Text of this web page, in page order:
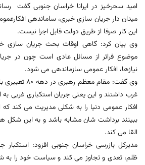
امید سحرخیز در ایرانا خراسان جنوبی گفت
میدان دار جریان سازی خبری، ساماندهی
این کار صرفا از طریق دولت قابل اجرا نیست.
وی بیان کرد: گاهی اوقات بحث جریان سازی
موضوع فراتر از مسائل عادی است چون در
نیازها، افکار عمومی سازماندهی می شود.
وی گفت: مقام
غرب داشتند و این یعنی جریان استکباری غربی به
افکار عمومی دنیا را به شکلی مدیریت می کند
ببینند برداشت شان مشابه باشد و به این شکل
القا می کند.
مدیرکل بازرسی خراسان جنوبی افزود:
ظلم، تعدی و تجاوز می کند و سیاست خود را به